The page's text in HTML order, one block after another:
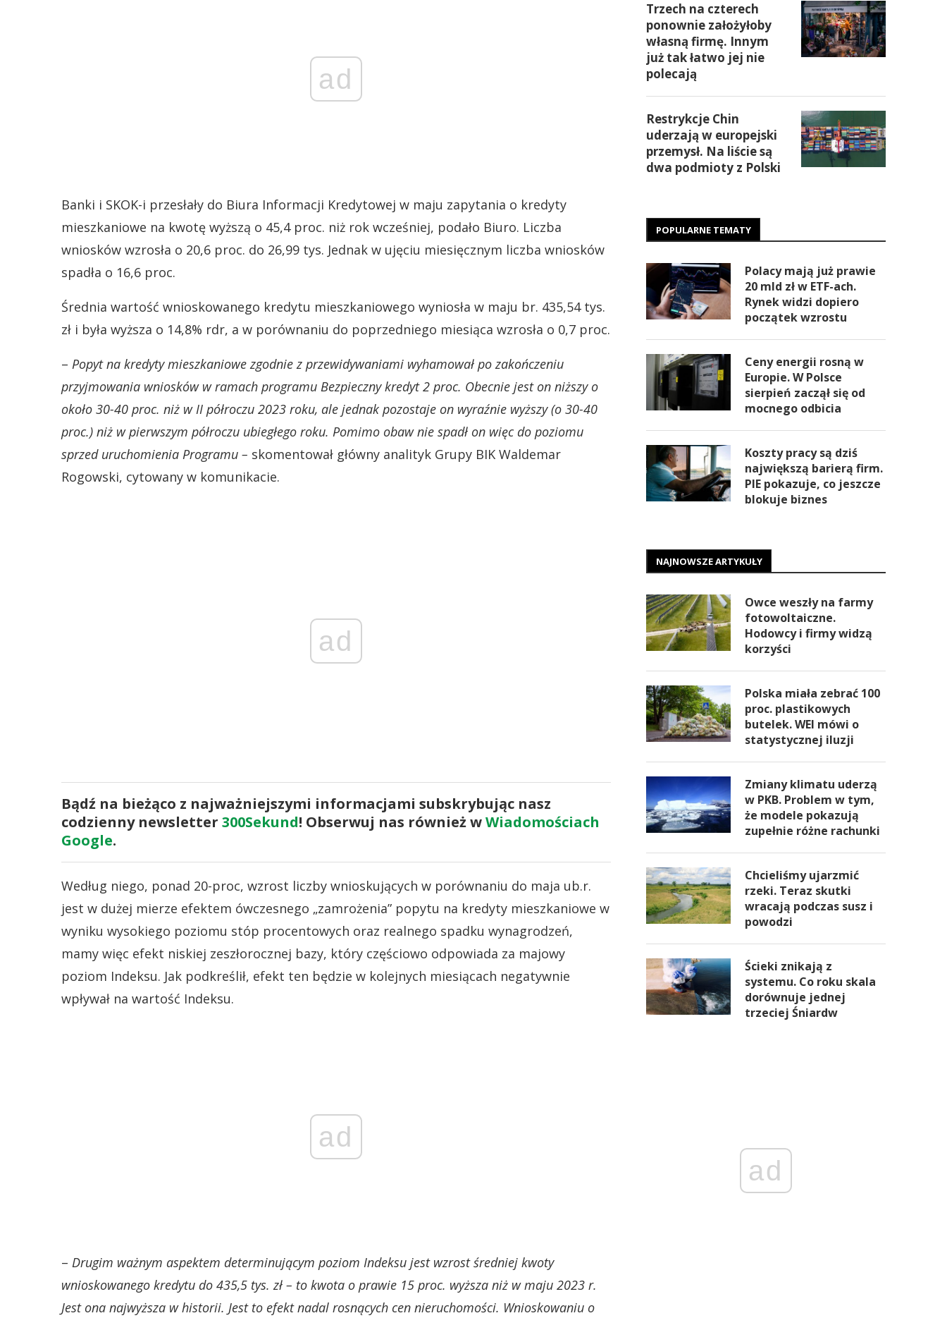
ad
Banki i SKOK-i przesłały do Biura Informacji Kredytowej w maju zapytania o kredyty
mieszkaniowe na kwotę wyższą o 45,4 proc. niż rok wcześniej, podało Biuro. Liczba
wniosków wzrosła o 20,6 proc. do 26,99 tys. Jednak w ujęciu miesięcznym liczba wniosków
spadła o 16,6 proc.
Średnia wartość wnioskowanego kredytu mieszkaniowego wyniosła w maju br. 435,54 tys.
zł i była wyższa o 14,8% rdr, a w porównaniu do poprzedniego miesiąca wzrosła o 0,7 proc.
– Popyt na kredyty mieszkaniowe zgodnie z przewidywaniami wyhamował po zakończeniu
przyjmowania wniosków w ramach programu Bezpieczny kredyt 2 proc. Obecnie jest on niższy o
około 30-40 proc. niż w II półroczu 2023 roku, ale jednak pozostaje on wyraźnie wyższy (o 30-40
proc.) niż w pierwszym półroczu ubiegłego roku. Pomimo obaw nie spadł on więc do poziomu
sprzed uruchomienia Programu – skomentował główny analityk Grupy BIK Waldemar
Rogowski, cytowany w komunikacie.
ad
Bądź na bieżąco z najważniejszymi informacjami subskrybując nasz
codzienny newsletter 300Sekund! Obserwuj nas również wWiadomościach
Google.
Według niego, ponad 20-proc, wzrost liczby wnioskujących w porównaniu do maja ub.r.
jest w dużej mierze efektem ówczesnego „zamrożenia” popytu na kredyty mieszkaniowe w
wyniku wysokiego poziomu stóp procentowych oraz realnego spadku wynagrodzeń,
mamy więc efekt niskiej zeszłorocznej bazy, który częściowo odpowiada za majowy
poziom Indeksu. Jak podkreślił, efekt ten będzie w kolejnych miesiącach negatywnie
wpływał na wartość Indeksu.
ad
– Drugim ważnym aspektem determinującym poziom Indeksu jest wzrost średniej kwoty
wnioskowanego kredytu do 435,5 tys. zł – to kwota o prawie 15 proc. wyższa niż w maju 2023 r.
Jest ona najwyższa w historii. Jest to efekt nadal rosnących cen nieruchomości. Wnioskowaniu o
Trzech na czterech
ponownie założyłoby
własną firmę. Innym
już tak łatwo jej nie
polecają
Restrykcje Chin
uderzają w europejski
przemysł. Na liście są
dwa podmioty z Polski
POPULARNE TEMATY
Polacy mają już prawie
20 mld zł w ETF-ach.
Rynek widzi dopiero
początek wzrostu
Ceny energii rosną w
Europie. W Polsce
sierpień zaczął się od
mocnego odbicia
Koszty pracy są dziś
największą barierą firm.
PIE pokazuje, co jeszcze
blokuje biznes
NAJNOWSZE ARTYKUŁY
Owce weszły na farmy
fotowoltaiczne.
Hodowcy i firmy widzą
korzyści
Polska miała zebrać 100
proc. plastikowych
butelek. WEI mówi o
statystycznej iluzji
Zmiany klimatu uderzą
w PKB. Problem w tym,
że modele pokazują
zupełnie różne rachunki
Chcieliśmy ujarzmić
rzeki. Teraz skutki
wracają podczas susz i
powodzi
Ścieki znikają z
systemu. Co roku skala
dorównuje jednej
trzeciej Śniardw
ad